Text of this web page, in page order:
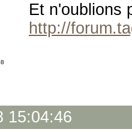
Et n'oublions
http://
15:04:46